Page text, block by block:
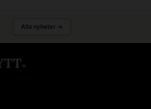
Alla nyheter →